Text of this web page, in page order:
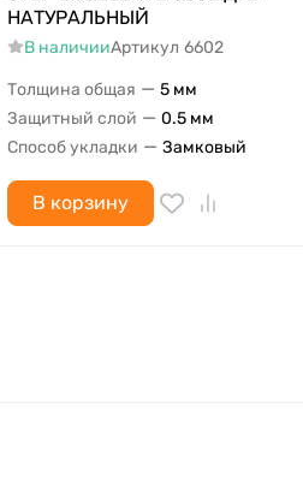
НАТУРАЛЬНЫЙ
В наличииАртикул 6602
Толщина общая — 5 мм
Защитный слой — 0.5 мм
Способ укладки — Замковый
В корзину